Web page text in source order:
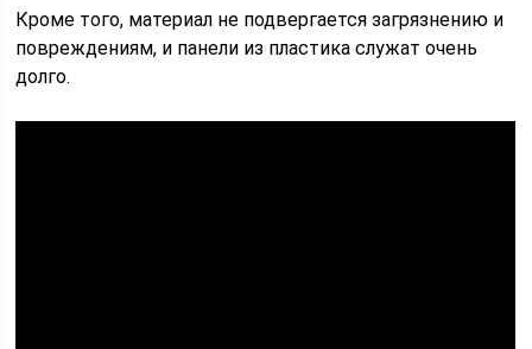
Кроме того, материал не подвергается загрязнению и
повреждениям, и панели из пластика служат очень
долго.